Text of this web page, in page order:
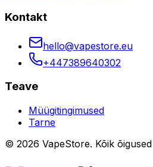
Kontakt
hello@vapestore.eu
+447389640302
Teave
Müügitingimused
Tarne
© 2026 VapeStore. Kõik